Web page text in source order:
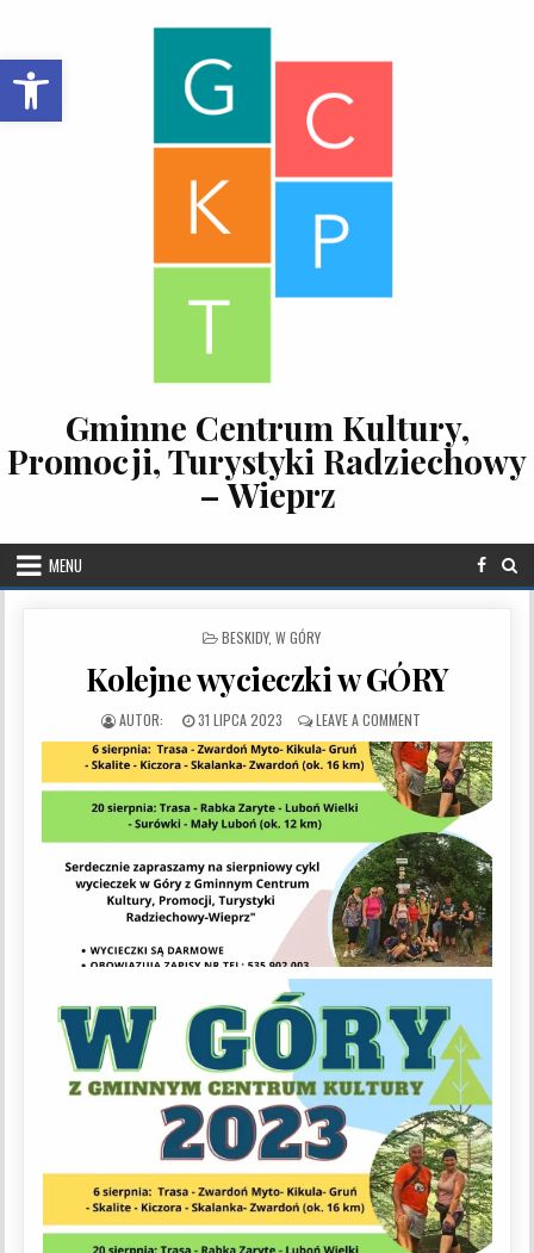
Open toolbar
Gminne Centrum Kultury,
Promocji, Turystyki Radziechowy
– Wieprz
MENU
POSTED IN
BESKIDY, W GÓRY
Kolejne wycieczki w GÓRY
PUBLISHED DATE:
31 LIPCA 2023 LEAVE A COMMENT